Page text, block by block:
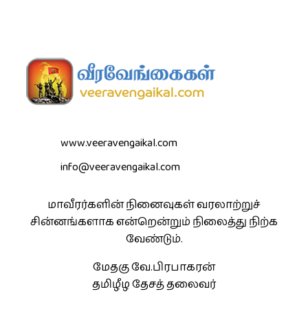
www.veeravengaikal.com
info@veeravengaikal.com
மாவீரர்களின் நினைவுகள் வரலாற்றுச்
சின்னங்களாக என்றென்றும் நிலைத்து நிற்க
வேண்டும்.
மேதகு வே.பிரபாகரன்
தமிழீழ தேசத் தலைவர்